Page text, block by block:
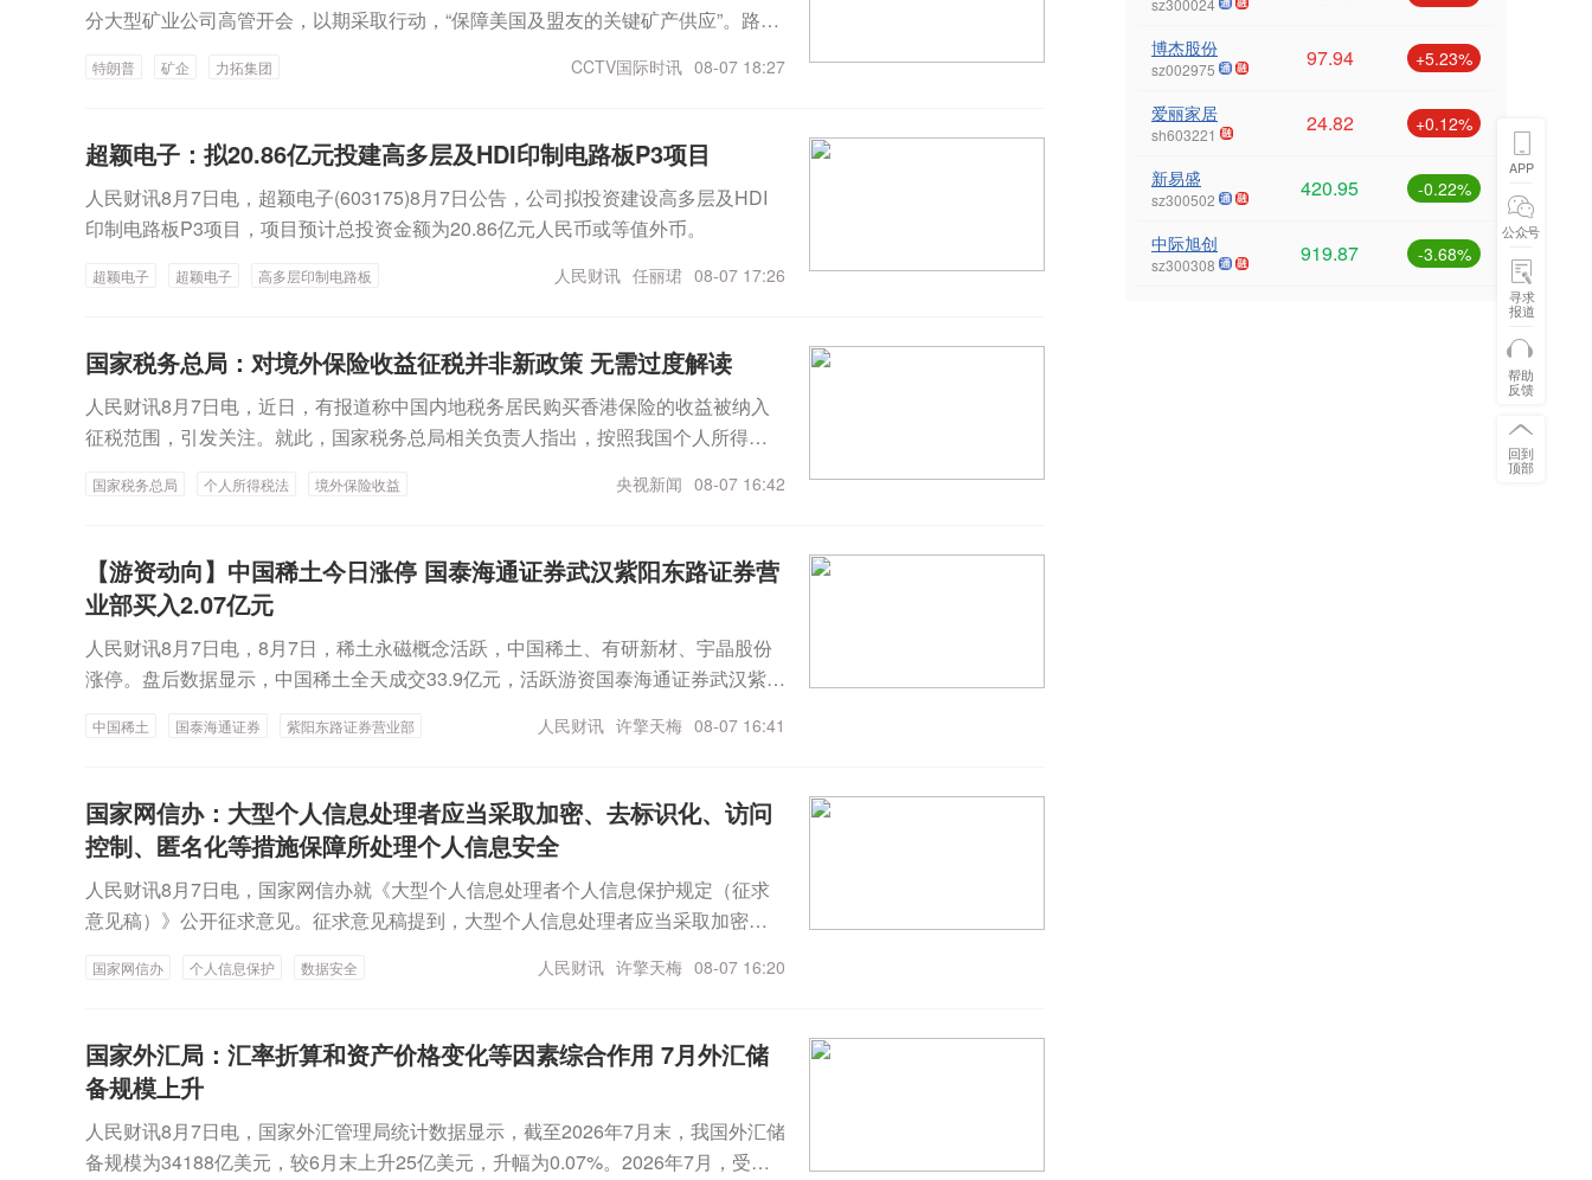
分大型矿业公司高管开会，以期采取行动，“保障美国及盟友的关键矿产供应”。路透
达5个多月的对伊朗战争中，美军大量消耗了精确制导导弹与防空拦截弹。美国国防
特朗普政府对所谓“弹药库存严重短缺”的报道予以否认。据五角大楼官员及防务企业
透露，稀土、钨、锗、钪等矿产的供应，对制造精确制导导弹、战斗机、装甲车
辆、红外传感器及其他先进武器系统必不可少。报道称，预计出席的业界巨头包括
全球矿业巨头力拓集团、澳大利亚必和必拓公司、美国自由港-麦克莫兰铜金公司、
美国芒廷山口材料公司、美国稀土公司、美国能源燃料公司以及加拿大金属公司
特朗普 矿企 力拓集团 CCTV国际时讯 08-07 18:27
超颖电子：拟20.86亿元投建高多层及HDI印制电路板P3项目
人民财讯8月7日电，超颖电子(603175)8月7日公告，公司拟投资建设高多层及HDI
印制电路板P3项目，项目预计总投资金额为20.86亿元人民币或等值外币。
超颖电子 超颖电子 高多层印制电路板 人民财讯 任丽珺 08-07 17:26
国家税务总局：对境外保险收益征税并非新政策 无需过度解读
人民财讯8月7日电，近日，有报道称中国内地税务居民购买香港保险的收益被纳入
征税范围，引发关注。就此，国家税务总局相关负责人指出，按照我国个人所得税
税所得的范畴，这并非新政策，更不是专门针对香港保险市场，无需过度解读。该
得税，是国际通行做法，也是我国个人所得税法实施以来一直坚持的基本原则。税
务部门近年来一直在依照这一原则和相关规定，开展政策辅导和提示提醒工作。“境
外所得包括多个应税项目，征税并不专门针对保险行业。”该负责人进一步介绍，我
国依法对居民境外所得征税是一视同仁的，无论境外保险收益还是其他投资收益，
也无论所得来自哪个国家和地区，均需依法申报纳税。规范居民境外所得税收管
理，有利于防范跨国逃避税，维护国家税收权益，也有利于促进社会公平。（央视
国家税务总局 个人所得税法 境外保险收益 央视新闻 08-07 16:42
【游资动向】中国稀土今日涨停 国泰海通证券武汉紫阳东路证券营
业部买入2.07亿元
人民财讯8月7日电，8月7日，稀土永磁概念活跃，中国稀土、有研新材、宇晶股份
涨停。盘后数据显示，中国稀土全天成交33.9亿元，活跃游资国泰海通证券武汉紫阳
中国稀土 国泰海通证券 紫阳东路证券营业部 人民财讯 许擎天梅 08-07 16:41
国家网信办：大型个人信息处理者应当采取加密、去标识化、访问
控制、匿名化等措施保障所处理个人信息安全
人民财讯8月7日电，国家网信办就《大型个人信息处理者个人信息保护规定（征求
意见稿）》公开征求意见。征求意见稿提到，大型个人信息处理者应当采取加密、
身份认证公共服务，鼓励使用数据标签标识技术、通过个人信息保护认证等，提高
服务创新，积极参与个人信息保护相关国际标准和规则制定，推动与其他国家、地
区之间的个人信息保护规则、标准协调互认。
国家网信办 个人信息保护 数据安全 人民财讯 许擎天梅 08-07 16:20
国家外汇局：汇率折算和资产价格变化等因素综合作用 7月外汇储
备规模上升
人民财讯8月7日电，国家外汇管理局统计数据显示，截至2026年7月末，我国外汇储
备规模为34188亿美元，较6月末上升25亿美元，升幅为0.07%。2026年7月，受全
博杰股份
sz002975 97.94 +5.23%
爱丽家居
sh603221 24.82 +0.12%
新易盛
sz300502 420.95 -0.22%
中际旭创
sz300308 919.87 -3.68%
APP
公众号
寻求
报道
帮助
反馈
回到
顶部